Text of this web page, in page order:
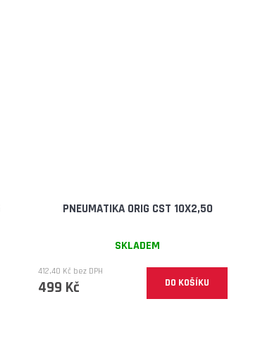
PNEUMATIKA ORIG CST 10X2,50
SKLADEM
412,40 Kč bez DPH
499 Kč DO KOŠÍKU